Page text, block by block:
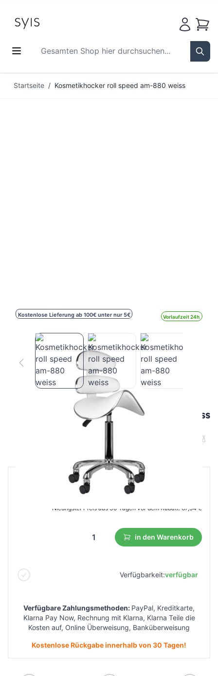
Gesamten Shop hier durchsuchen...
Startseite / Kosmetikhocker roll speed am-880 weiss
Kostenlose Lieferung ab 100€ unter nur 5€ Vorlaufzeit 24h
Kosmetikhocker roll speed am-880 weiss
Endverbraucherpreis
Niedrigster Preis aus 30 Tagen vor dem Rabatt: 67,54 €
in den Warenkorb
Verfügbarkeit:verfügbar
Verfügbare Zahlungsmethoden: PayPal, Kreditkarte,
Klarna Pay Now, Rechnung mit Klarna, Klarna Teile die
Kosten auf, Online Überweisung, Banküberweisung
Kostenlose Rückgabe innerhalb von 30 Tagen!